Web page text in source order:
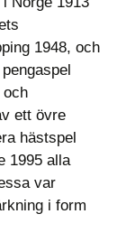
1948, och
och
ett övre
hästspel
1995 alla
var
i form